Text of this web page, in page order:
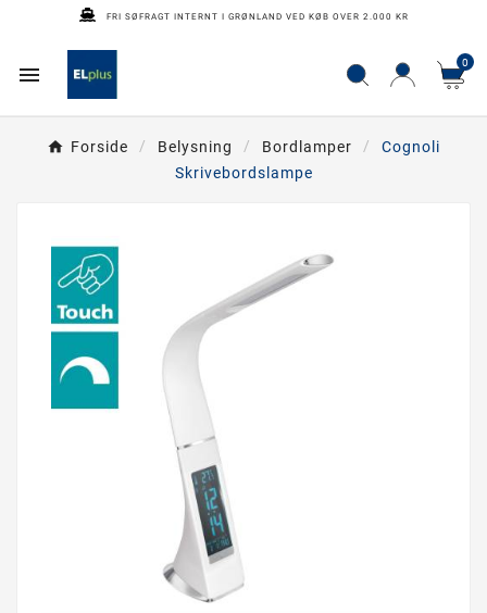
FRI SØFRAGT INTERNT I GRØNLAND VED KØB OVER 2.000 KR
 0
Forside Belysning Bordlamper
Cognoli
Skrivebordslampe